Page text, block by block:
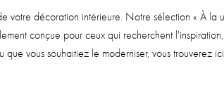
décoration intérieure. Notre sélection « À la
conçue pour ceux qui recherchent
vous souhaitiez le moderniser, vous trouverez